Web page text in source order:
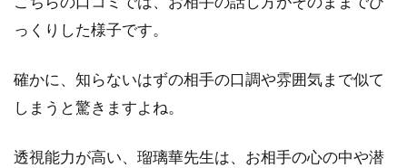
っくりした様子です。
確かに、知らないはずの相手の口調や雰囲気まで似て
しまうと驚きますよね。
透視能力が高い、瑠璃華先生は、お相手の心の中や潜